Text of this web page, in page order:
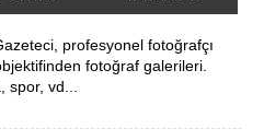
profesyonel fotoğrafçı
fotoğraf galerileri.
spor, vd...